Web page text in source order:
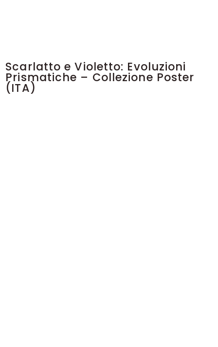
Scarlatto e Violetto: Evoluzioni
Prismatiche – Collezione Poster
(ITA)